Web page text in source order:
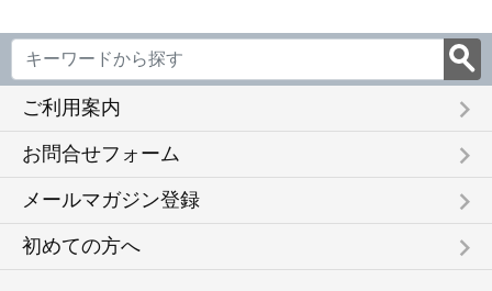
ご利用案内 keyboard_arrow_right
お問合せフォーム keyboard_arrow_right
メールマガジン登録 keyboard_arrow_right
初めての方へ keyboard_arrow_right